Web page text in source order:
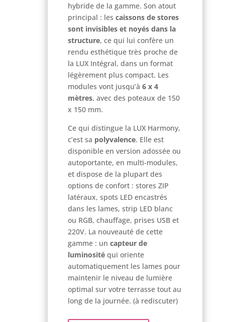
hybride de la gamme. Son atout
principal : les caissons de stores
sont invisibles et noyés dans la
structure, ce qui lui confère un
rendu esthétique très proche de
la LUX Intégral, dans un format
légèrement plus compact. Les
modules vont jusqu’à 6 x 4
mètres, avec des poteaux de 150
x 150 mm.
Ce qui distingue la LUX Harmony,
c’est sa polyvalence. Elle est
disponible en version adossée ou
autoportante, en multi-modules,
et dispose de la plupart des
options de confort : stores ZIP
latéraux, spots LED encastrés
dans les lames, strip LED blanc
ou RGB, chauffage, prises USB et
220V. La nouveauté de cette
gamme : un capteur de
luminositéqui oriente
automatiquement les lames pour
maintenir le niveau de lumière
optimal sur votre terrasse tout au
long de la journée. (à rediscuter)